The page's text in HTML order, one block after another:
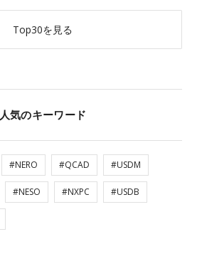
Top30を見る
人気のキーワード
#NERO #QCAD #USDM
#NESO #NXPC #USDB